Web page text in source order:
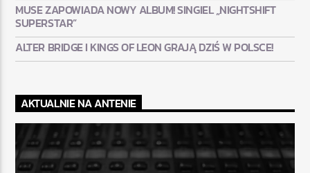
MUSE ZAPOWIADA NOWY ALBUM! SINGIEL „NIGHTSHIFT
SUPERSTAR”
ALTER BRIDGE I KINGS OF LEON GRAJĄ DZIŚ W POLSCE!
AKTUALNIE NA ANTENIE